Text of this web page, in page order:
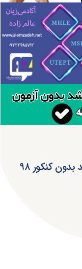
اعلام اسامی پذیرفته شدگان ارشد بدون کنکور ۹۸